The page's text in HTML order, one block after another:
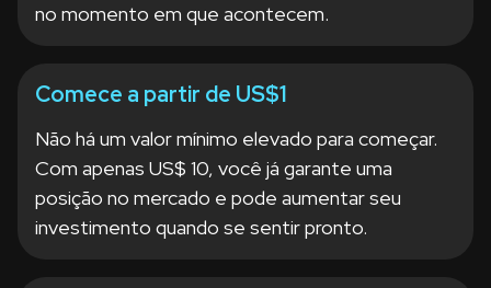
no momento em que acontecem.
Comece a partir de US$1
Não há um valor mínimo elevado para começar.
Com apenas US$ 10, você já garante uma
posição no mercado e pode aumentar seu
investimento quando se sentir pronto.